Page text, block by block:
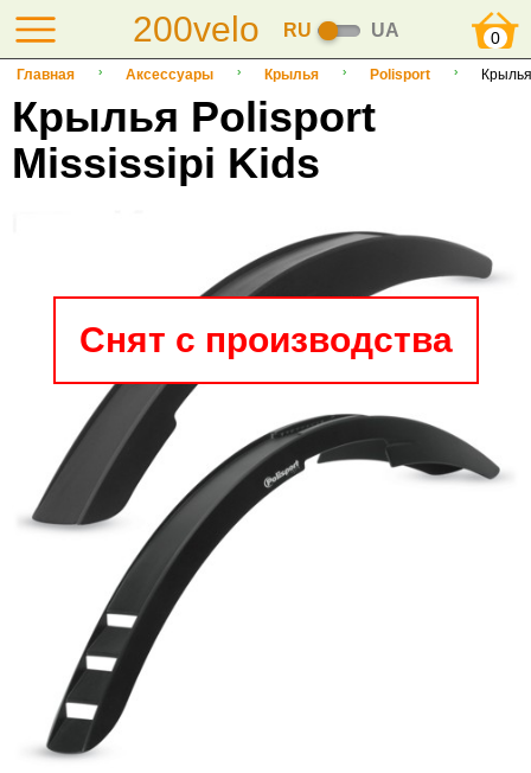
200velo RU UA 0
Главная Аксессуары Крылья Polisport
Крылья Polisport
Mississipi Kids
Снят с производства